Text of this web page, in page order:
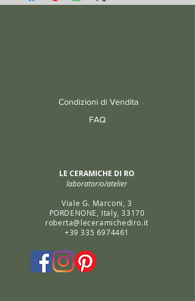
Condizioni di Vendita
FAQ
LE CERAMICHE DI RO
laboratorio/atelier
Viale G. Marconi, 3
PORDENONE, Italy, 33170
roberta@leceramichediro.it
+39 335 6974461